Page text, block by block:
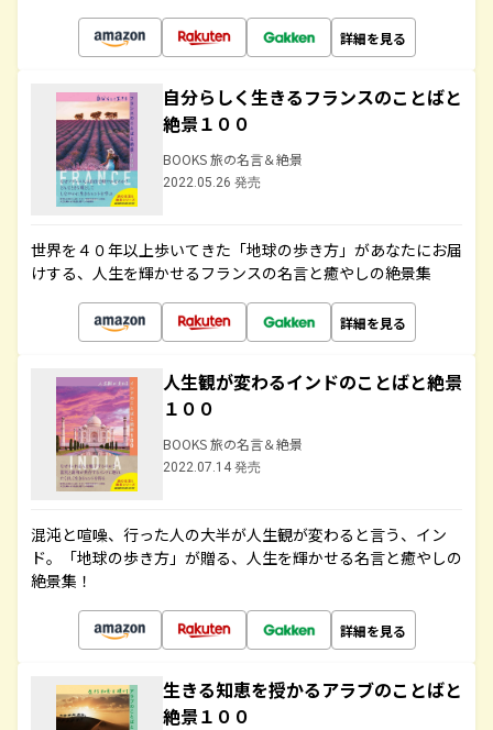
詳細を見る
自分らしく生きるフランスのことばと
絶景１００
BOOKS 旅の名言＆絶景
2022.05.26 発売
世界を４０年以上歩いてきた「地球の歩き方」があなたにお届
けする、人生を輝かせるフランスの名言と癒やしの絶景集
詳細を見る
人生観が変わるインドのことばと絶景
１００
BOOKS 旅の名言＆絶景
2022.07.14 発売
混沌と喧噪、行った人の大半が人生観が変わると言う、イン
ド。「地球の歩き方」が贈る、人生を輝かせる名言と癒やしの
絶景集！
詳細を見る
生きる知恵を授かるアラブのことばと
絶景１００